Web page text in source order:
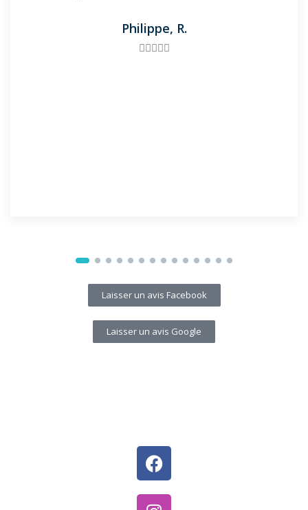
Philippe, R.

Laisser un avis Facebook
Laisser un avis Google